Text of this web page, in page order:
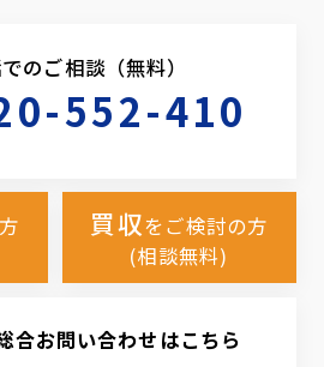
のご相談（無料）
552-410
買収をご検討の方
(相談無料)
合お問い合わせはこちら